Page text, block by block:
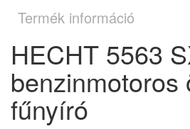
Termék információ
HECHT 5563
benzinmotoros
fűnyíró